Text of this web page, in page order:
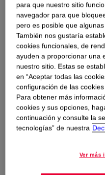
Qué esISONATE™ M
Es una mezcla viscosa y
diisocianato
isómeros de
homólogos de alta
como endurecedor para
incluso en la producción
para que nuestro sitio
navegador para que
pero es posible que
También nos gustaría
cookies funcionales, de
ayuden a proporcionar una
nuestro sitio. Estas se
en “Aceptar todas las
configuración de las
Para obtener más
cookies y sus opciones,
continuación y consulte la
tecnologías” de nuestra
Ver más